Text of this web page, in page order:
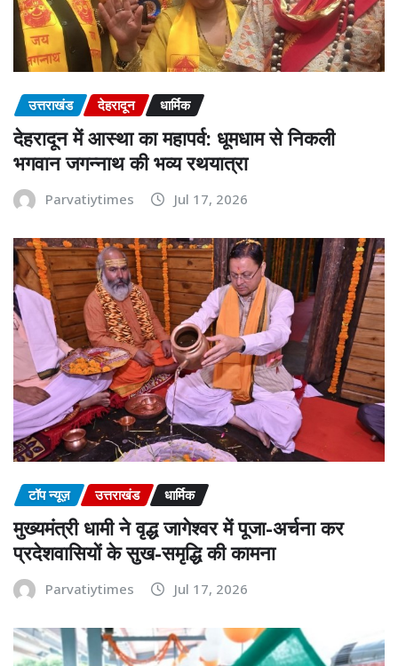
उत्तराखंड देहरादून धार्मिक
देहरादून में आस्था का महापर्व: धूमधाम से निकली
भगवान जगन्नाथ की भव्य रथयात्रा
Parvatiytimes Jul 17, 2026
टॉप न्यूज़ उत्तराखंड धार्मिक
मुख्यमंत्री धामी ने वृद्ध जागेश्वर में पूजा-अर्चना कर
प्रदेशवासियों के सुख-समृद्धि की कामना
Parvatiytimes Jul 17, 2026